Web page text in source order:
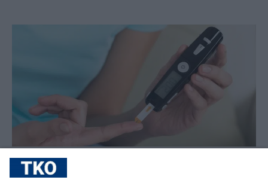
sponsorowane
Cukrzyca – cicha epidemia, która